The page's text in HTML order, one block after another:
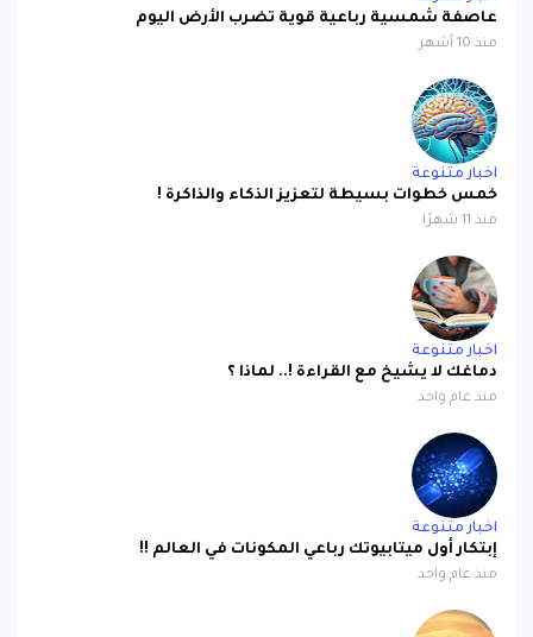
عاصفة شمسية رباعية قوية تضرب الأرض اليوم
منذ 10 أشهر
اخبار متنوعة
خمس خطوات بسيطة لتعزيز الذكاء والذاكرة !
منذ 11 شهرًا
اخبار متنوعة
دماغك لا يشيخ مع القراءة !.. لماذا ؟
منذ عام واحد
اخبار متنوعة
إبتكار أول ميتابيوتك رباعي المكونات في العالم !!
منذ عام واحد